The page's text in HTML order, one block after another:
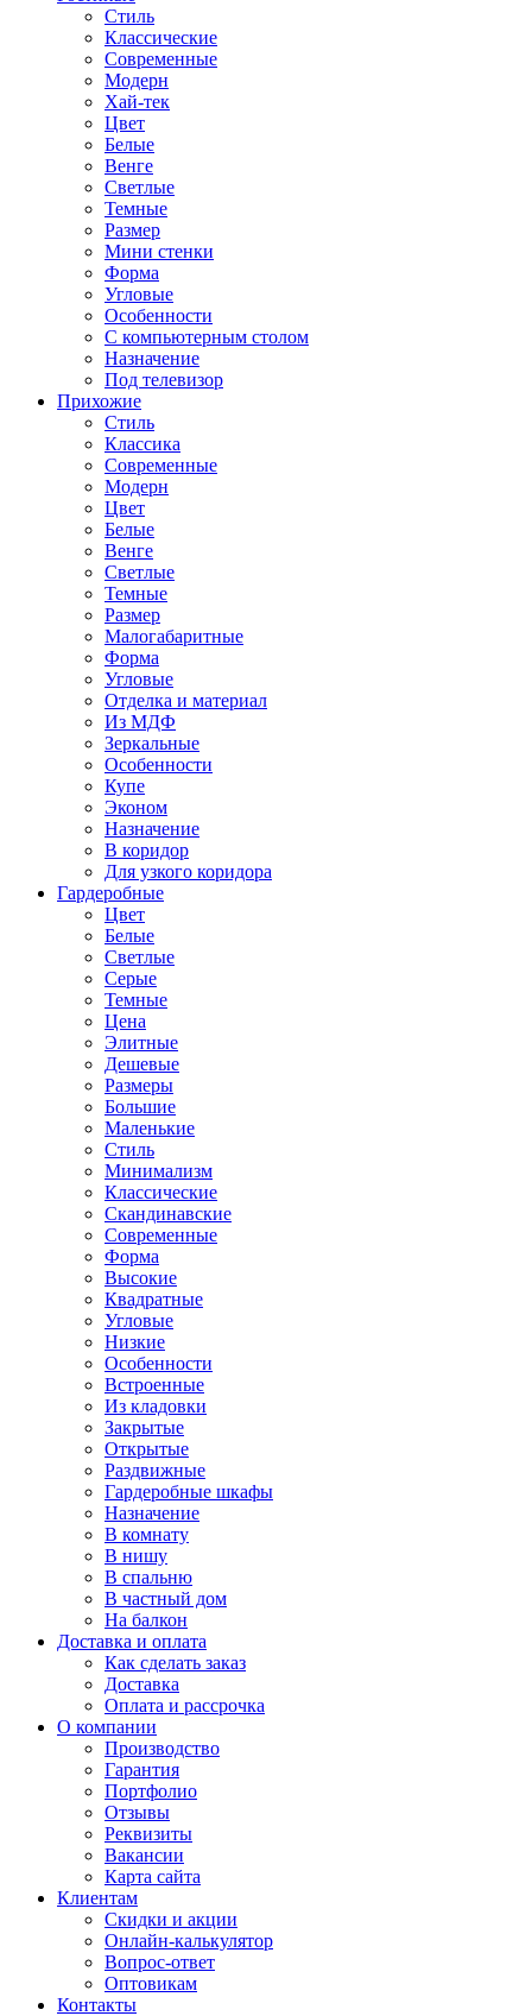
Стиль
Классические
Современные
Модерн
Хай-тек
Цвет
Белые
Венге
Светлые
Темные
Размер
Мини стенки
Форма
Угловые
Особенности
С компьютерным столом
Назначение
Под телевизор
Прихожие
Стиль
Классика
Современные
Модерн
Цвет
Белые
Венге
Светлые
Темные
Размер
Малогабаритные
Форма
Угловые
Отделка и материал
Из МДФ
Зеркальные
Особенности
Купе
Эконом
Назначение
В коридор
Для узкого коридора
Гардеробные
Цвет
Белые
Светлые
Серые
Темные
Цена
Элитные
Дешевые
Размеры
Большие
Маленькие
Стиль
Минимализм
Классические
Скандинавские
Современные
Форма
Высокие
Квадратные
Угловые
Низкие
Особенности
Встроенные
Из кладовки
Закрытые
Открытые
Раздвижные
Гардеробные шкафы
Назначение
В комнату
В нишу
В спальню
В частный дом
На балкон
Доставка и оплата
Как сделать заказ
Доставка
Оплата и рассрочка
О компании
Производство
Гарантия
Портфолио
Отзывы
Реквизиты
Вакансии
Карта сайта
Клиентам
Скидки и акции
Онлайн-калькулятор
Вопрос-ответ
Оптовикам
Контакты